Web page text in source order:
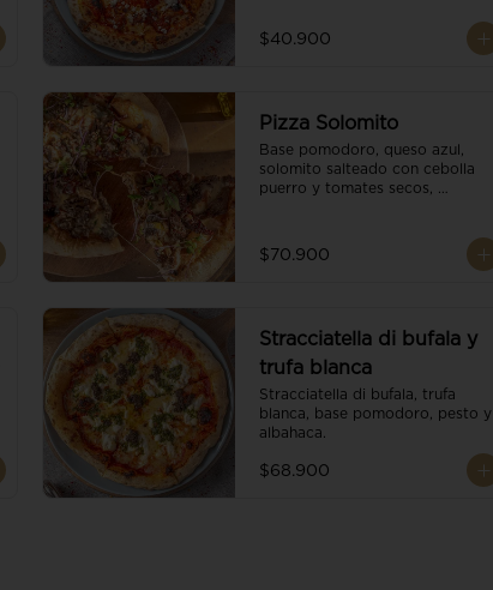
$40.900
Pizza Solomito
Base pomodoro, queso azul,
solomito salteado con cebolla
puerro y tomates secos,
$70.900
Stracciatella di bufala y
trufa blanca
Stracciatella di bufala, trufa
blanca, base pomodoro, pesto y
albahaca.
$68.900